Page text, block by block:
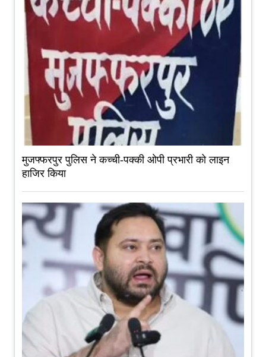
मुजफ्फरपुर पुलिस ने कच्ची-पक्की ओपी प्रभारी को लाइन
हाजिर किया